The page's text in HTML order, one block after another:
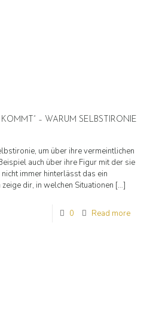
– WARUM SELBSTIRONIE
um über ihre vermeintlichen
auch über ihre Figur mit der sie
immer hinterlässt das ein
dir, in welchen Situationen […]
0 Read more